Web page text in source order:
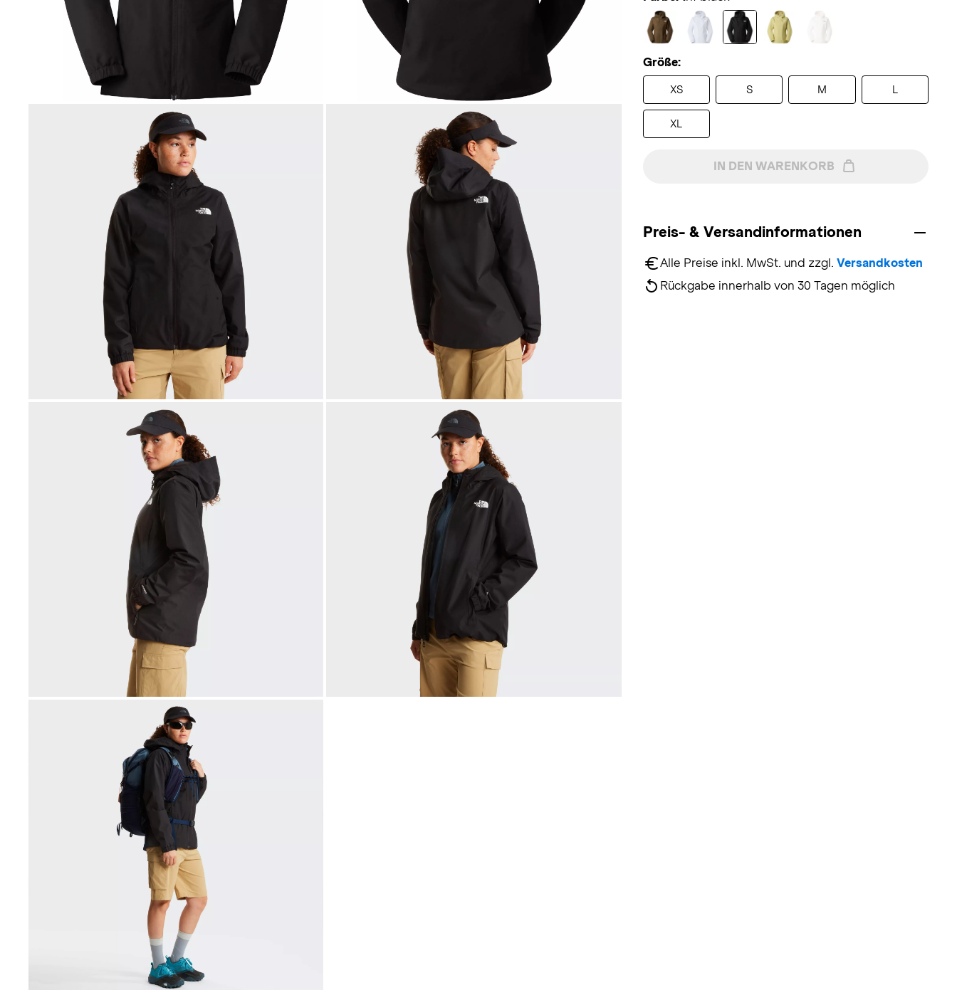
Größe:
XS S M
XL
IN DEN WARENKORB
Preis- & Versandinformationen
Alle Preise inkl. MwSt. und zzgl. Versandkosten
Rückgabe innerhalb von 30 Tagen möglich